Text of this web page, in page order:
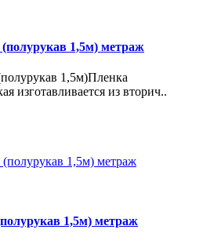
1,5м) метраж
1,5м)Пленка
изготавливается из вторич..
1,5м) метраж